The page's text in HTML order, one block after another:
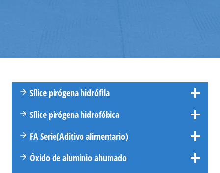
Sílice pirógena hidrófila
Sílice pirógena hidrofóbica
FASerie(Aditivo alimentario)
Óxido de aluminio ahumado